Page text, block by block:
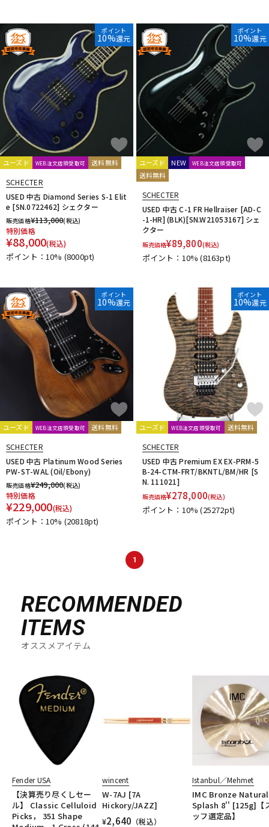
DTM オンライン納品 レコーディング機器
配信/ライブ機器 楽器アクセサリ
中古 ヴィンテージ
ポイント
10%還元
ユーズド WEB注文店頭受取可 送料無料
SCHECTER
USED 中古 Diamond Series S-1 Elit
e [SN.0722462] シェクター
販売価格¥113,000(税込)
特別価格
¥88,000(税込)
ポイント：10% (8000pt)
ポイント
10%還元
ユーズド NEW WEB注文店頭受取可
送料無料
SCHECTER
USED 中古 C-1 FR Hellraiser [AD-C
-1-HR] (BLK)[SN.W21053167] シェ
クター
販売価格¥89,800(税込)
ポイント：10%(8163pt)
ポイント
10%還元
ユーズド WEB注文店頭受取可 送料無料
SCHECTER
USED 中古 Platinum Wood Series
PW-ST-WAL (Oil/Ebony)
販売価格¥249,000(税込)
特別価格
¥229,000(税込)
ポイント：10% (20818pt)
ポイント
10%還元
ユーズド WEB注文店頭受取可 送料無料
SCHECTER
USED 中古 Premium EX EX-PRM-5
B-24-CTM-FRT/BKNTL/BM/HR [S
N. 111021]
販売価格¥278,000(税込)
ポイント：10%(25272pt)
1
RECOMMENDED
ITEMS
オススメアイテム
Fender USA
【決算売り尽くしセー
ル】 Classic Celluloid
Picks， 351 Shape
wincent
W-7AJ [7A
Hickory/JAZZ]
¥2,640 （税込）
Istanbul／Mehmet
IMC Bronze Natural
Splash 8'' [125g]【
ッフ選定品】